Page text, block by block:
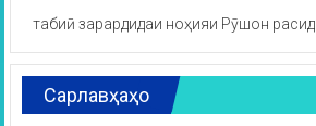
табиӣ зарардидаи ноҳияи Рӯшон расид
Сарлавҳаҳо